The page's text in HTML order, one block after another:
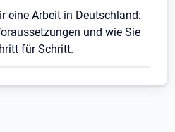
eine Arbeit in Deutschland:
und wie Sie
für Schritt.